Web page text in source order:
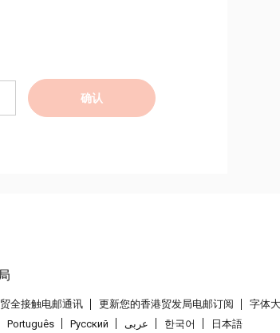
确认
全接触电邮通讯 更新您的香港贸发局电邮订阅
字体
Português Pусский عربى 한국어 日本語